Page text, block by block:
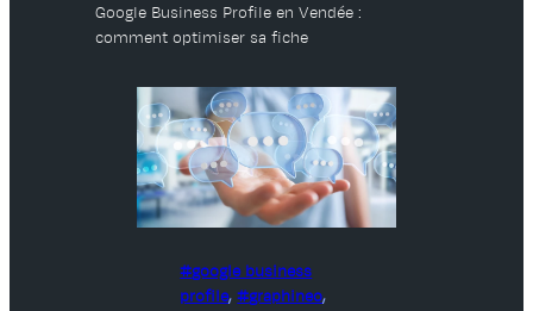
Google Business Profile en Vendée :
comment optimiser sa fiche
google business
profile, graphineo